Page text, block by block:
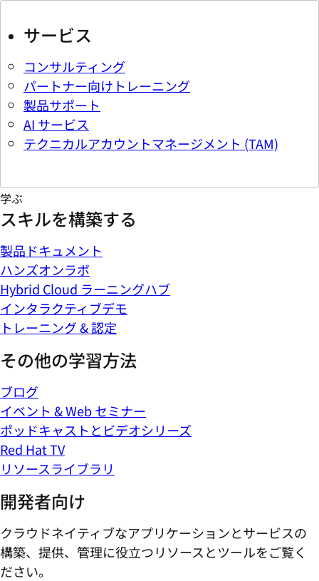
サービス
コンサルティング
パートナー向けトレーニング
製品サポート
AI サービス
テクニカルアカウントマネージメント (TAM)
学ぶ
スキルを構築する
製品ドキュメント
ハンズオンラボ
Hybrid Cloud ラーニングハブ
インタラクティブデモ
トレーニング & 認定
その他の学習方法
ブログ
イベント & Web セミナー
ポッドキャストとビデオシリーズ
Red Hat TV
リソースライブラリ
開発者向け
クラウドネイティブなアプリケーションとサービスの
構築、提供、管理に役立つリソースとツールをご覧く
ださい。